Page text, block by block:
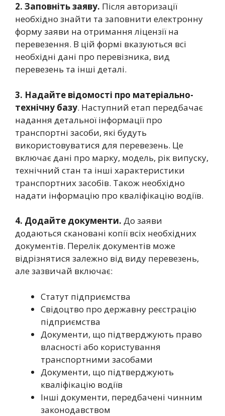
2. Заповніть заяву. Після авторизації
необхідно знайти та заповнити електронну
форму заяви на отримання ліцензії на
перевезення. В цій формі вказуються всі
необхідні дані про перевізника, вид
перевезень та інші деталі.
3. Надайте відомості про матеріально-
технічну базу. Наступний етап передбачає
надання детальної інформації про
транспортні засоби, які будуть
використовуватися для перевезень. Це
включає дані про марку, модель, рік випуску,
технічний стан та інші характеристики
транспортних засобів. Також необхідно
надати інформацію про кваліфікацію водіїв.
4. Додайте документи. До заяви
додаються скановані копії всіх необхідних
документів. Перелік документів може
відрізнятися залежно від виду перевезень,
але зазвичай включає:
Статут підприємства
Свідоцтво про державну реєстрацію
підприємства
Документи, що підтверджують право
власності або користування
транспортними засобами
Документи, що підтверджують
кваліфікацію водіїв
Інші документи, передбачені чинним
законодавством